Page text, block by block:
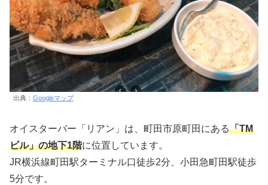
出典： Googleマップ
オイスターバー「リアン」は、町田市原町田にある「TM
ビル」の地下1階に位置しています。
JR横浜線町田駅ターミナル口徒歩2分、小田急町田駅徒歩
5分です。